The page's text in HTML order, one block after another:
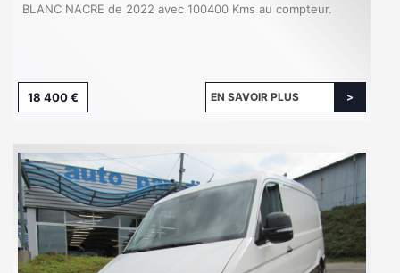
BLANC NACRE de 2022 avec 100400 Kms au compteur.
18 400 € EN SAVOIR PLUS